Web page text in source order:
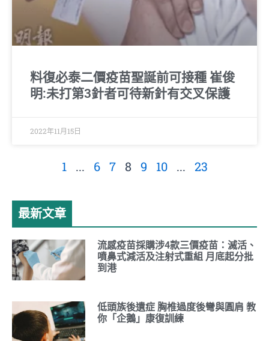
料復必泰二價疫苗聖誕前可接種 崔俊
明:未打第3針者可待新針有交叉保護
2022年11月15日
1 ... 6 7 8 9 10 ... 23
最新文章
流感疫苗採購涉4款三價疫苗：滅活、
噴鼻式減活及注射式重組 月底起分批
到港
低頭族後遺症 胸椎過度後彎與圓肩 教
你「企鵝」康復訓練